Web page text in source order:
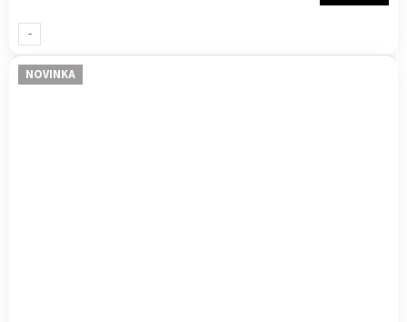
-
UNI-
NOVINKA